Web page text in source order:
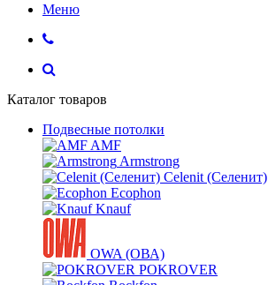
Меню
Каталог товаров
Подвесные потолки
AMF
Armstrong
Celenit (Селенит)
Ecophon
Knauf
OWA (ОВА)
POKROVER